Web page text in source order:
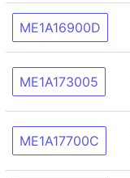
ME1A16900D
ME1A173005
ME1A17700C